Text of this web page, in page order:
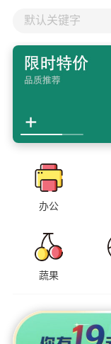
默认关键字
办公
蔬果